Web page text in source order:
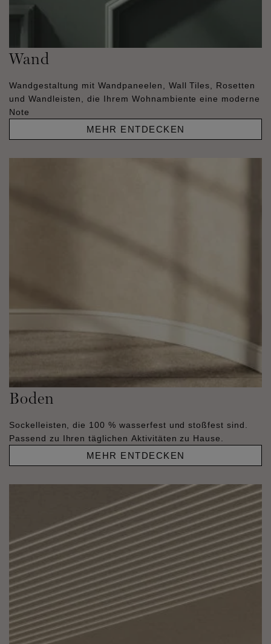
Wand
Wandgestaltung mit Wandpaneelen, Wall Tiles, Rosetten
und Wandleisten, die Ihrem Wohnambiente eine moderne
Note
MEHR ENTDECKEN
Boden
Sockelleisten, die 100 % wasserfest und stoßfest sind.
Passend zu Ihren täglichen Aktivitäten zu Hause.
MEHR ENTDECKEN